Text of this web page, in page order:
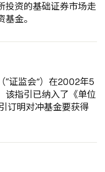
投资的基础证券市场走
金。
“证监会”）在2002年5
该指引已纳入了《单位
订明对冲基金要获得